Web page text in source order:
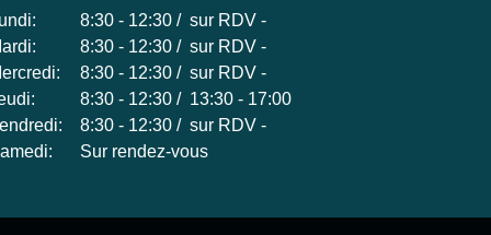
8:30 - 12:30 / sur RDV -
8:30 - 12:30 / sur RDV -
8:30 - 12:30 / sur RDV -
8:30 - 12:30 / 13:30 - 17:00
8:30 - 12:30 / sur RDV -
Sur rendez-vous